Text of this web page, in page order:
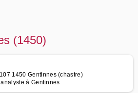
(1450)
1450 Gentinnes (chastre)
à Gentinnes